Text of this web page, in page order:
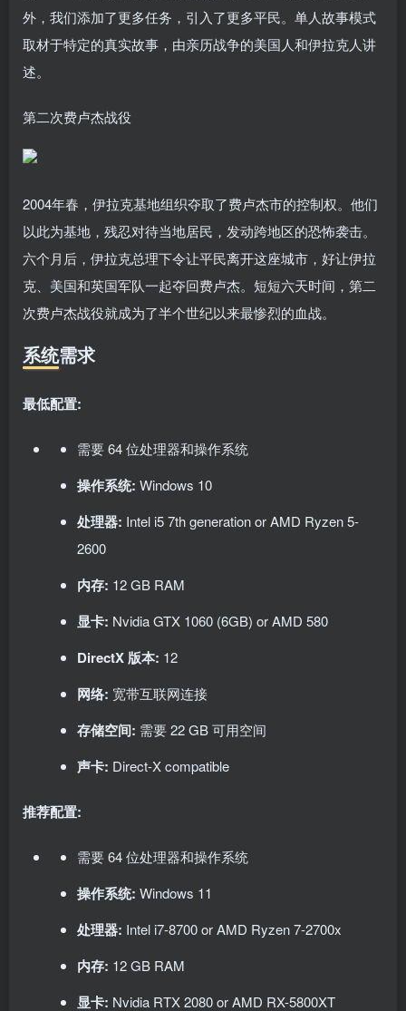
外，我们添加了更多任务，引入了更多平民。单人故事模式
取材于特定的真实故事，由亲历战争的美国人和伊拉克人讲
述。
第二次费卢杰战役
2004年春，伊拉克基地组织夺取了费卢杰市的控制权。他们
以此为基地，残忍对待当地居民，发动跨地区的恐怖袭击。
六个月后，伊拉克总理下令让平民离开这座城市，好让伊拉
克、美国和英国军队一起夺回费卢杰。短短六天时间，第二
次费卢杰战役就成为了半个世纪以来最惨烈的血战。
系统需求
最低配置:
需要 64 位处理器和操作系统
操作系统: Windows 10
处理器: Intel i5 7th generation or AMD Ryzen 5-
2600
内存: 12 GB RAM
显卡: Nvidia GTX 1060 (6GB) or AMD 580
DirectX 版本: 12
网络: 宽带互联网连接
存储空间: 需要 22 GB 可用空间
声卡: Direct-X compatible
推荐配置:
需要 64 位处理器和操作系统
操作系统: Windows 11
处理器: Intel i7-8700 or AMD Ryzen 7-2700x
内存: 12 GB RAM
显卡: Nvidia RTX 2080 or AMD RX-5800XT